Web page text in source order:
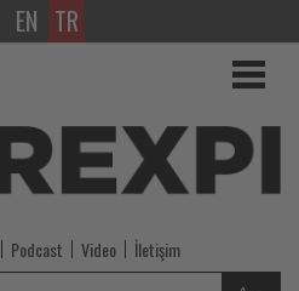
EN TR
Podcast Video İletişim